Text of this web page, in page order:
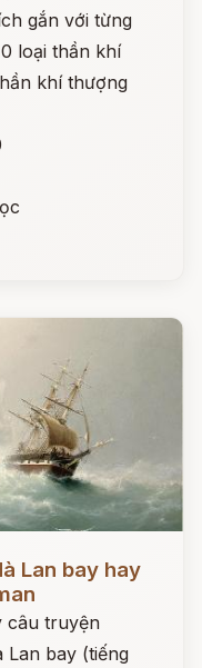
gắn với từng
loại thần khí
khí thượng
Lan bay hay
câu truyện
Lan bay (tiếng